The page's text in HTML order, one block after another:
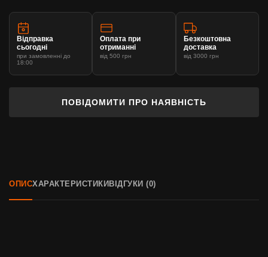
ПОВІДОМИТИ ПРО НАЯВНІСТЬ
Відправка
сьогодні
при замовленні до
18:00
Оплата при
отриманні
від 500 грн
Безкоштовна
доставка
від 3000 грн
ОПИСХАРАКТЕРИСТИКИ ВІДГУКИ (0)